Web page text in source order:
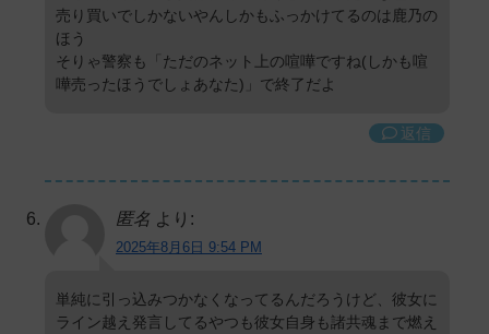
売り買いでしかないやんしかもふっかけてるのは鹿乃の
ほう
そりゃ警察も「ただのネット上の喧嘩ですね(しかも喧
嘩売ったほうでしょあなた)」で終了だよ
返信
匿名 より:
2025年8月6日 9:54 PM
単純に引っ込みつかなくなってるんだろうけど、彼女に
ライン越え発言してるやつも彼女自身も諸共魂まで燃え